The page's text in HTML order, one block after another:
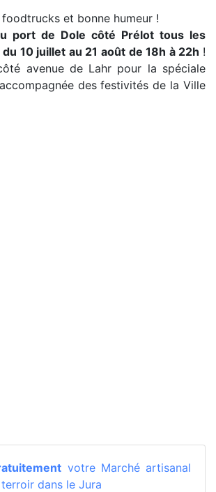
et bonne humeur !
port de Dole côté Prélot tous les
10 juillet au 21 août de 18h à 22h !
avenue de Lahr pour la spéciale
des festivités de la Ville
votre Marché artisanal
dans le Jura